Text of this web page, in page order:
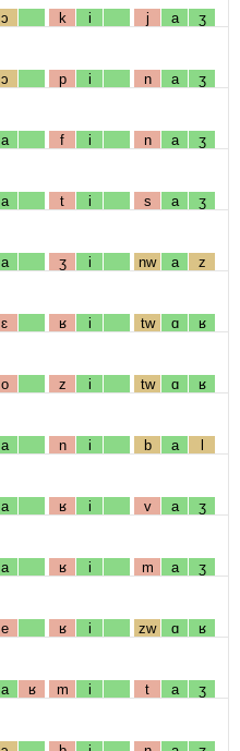
ɔ k i j a ʒ
ɔ p i n a ʒ
a f i n a ʒ
a t i s a ʒ
a ʒ i nw a z
ɛ ʁ i tw ɑ ʁ
o z i tw ɑ ʁ
a n i b a l
a ʁ i v a ʒ
a ʁ i m a ʒ
e ʁ i zw ɑ ʁ
a ʁ m i t a ʒ